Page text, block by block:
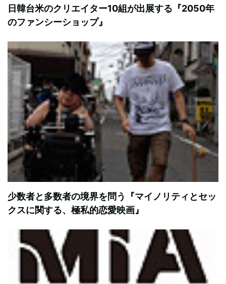
日韓台米のクリエイター10組が出展する『2050年
のファンシーショップ』
少数者と多数者の境界を問う『マイノリティとセッ
クスに関する、極私的恋愛映画』